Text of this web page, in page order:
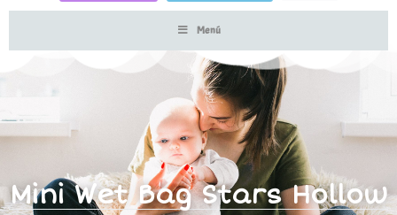
Menú
Mini Wet Bag Stars Hollow